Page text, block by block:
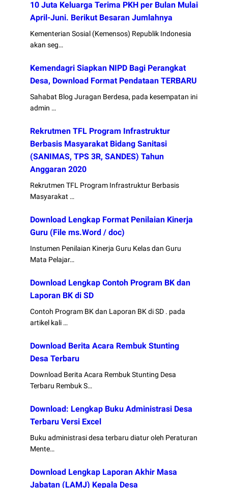
10 Juta Keluarga Terima PKH per Bulan Mulai
April-Juni. Berikut Besaran Jumlahnya
Kementerian Sosial (Kemensos) Republik Indonesia
akan seg…
Kemendagri Siapkan NIPD Bagi Perangkat
Desa, Download Format Pendataan TERBARU
Sahabat Blog Juragan Berdesa, pada kesempatan ini
admin …
Rekrutmen TFL Program Infrastruktur
Berbasis Masyarakat Bidang Sanitasi
(SANIMAS, TPS 3R, SANDES) Tahun
Anggaran 2020
Rekrutmen TFL Program Infrastruktur Berbasis
Masyarakat …
Download Lengkap Format Penilaian Kinerja
Guru (File ms.Word / doc)
Instumen Penilaian Kinerja Guru Kelas dan Guru
Mata Pelajar…
Download Lengkap Contoh Program BK dan
Laporan BK di SD
Contoh Program BK dan Laporan BK di SD . pada
artikel kali …
Download Berita Acara Rembuk Stunting
Desa Terbaru
Download Berita Acara Rembuk Stunting Desa
Terbaru Rembuk S…
Download: Lengkap Buku Administrasi Desa
Terbaru Versi Excel
Buku administrasi desa terbaru diatur oleh Peraturan
Mente…
Download Lengkap Laporan Akhir Masa
Jabatan (LAMJ) Kepala Desa